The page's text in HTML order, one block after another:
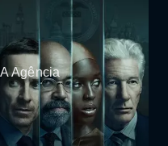
A Agência